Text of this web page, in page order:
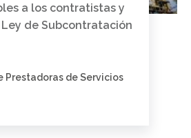
a los contratistas y
de Subcontratación
Prestadoras de Servicios